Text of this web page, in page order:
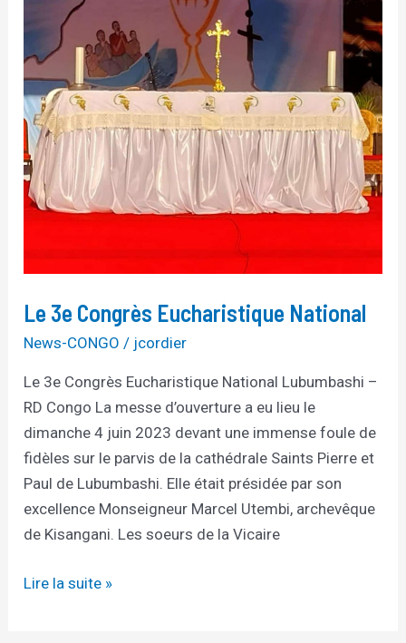
Le 3e Congrès Eucharistique National
News-CONGO / jcordier
Le 3e Congrès Eucharistique National Lubumbashi –
RD Congo La messe d’ouverture a eu lieu le
dimanche 4 juin 2023 devant une immense foule de
fidèles sur le parvis de la cathédrale Saints Pierre et
Paul de Lubumbashi. Elle était présidée par son
excellence Monseigneur Marcel Utembi, archevêque
de Kisangani. Les soeurs de la Vicaire
Eucharistique
National
Lire la suite »